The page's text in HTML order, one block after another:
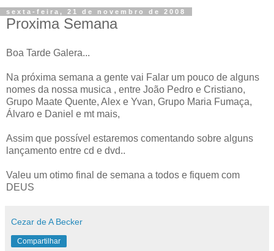
sexta-feira, 21 de novembro de 2008
Proxima Semana
Boa Tarde Galera...
Na próxima semana a gente vai Falar um pouco de alguns
nomes da nossa musica , entre João Pedro e Cristiano,
Grupo Maate Quente, Alex e Yvan, Grupo Maria Fumaça,
Álvaro e Daniel e mtmais,
Assim que possível estaremos comentando sobre alguns
lançamento entre cd e dvd..
Valeu um otimo final de semana a todos e fiquem com
DEUS
Cezar de A Becker
Compartilhar